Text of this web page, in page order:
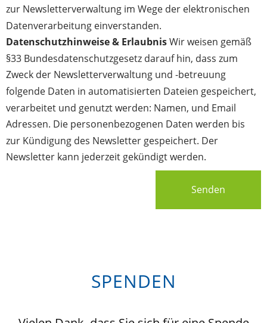
zur Newsletterverwaltung im Wege der elektronischen
Datenverarbeitung einverstanden.
Datenschutzhinweise & ErlaubnisWir weisen gemäß
§33 Bundesdatenschutzgesetz darauf hin, dass zum
Zweck der Newsletterverwaltung und -betreuung
folgende Daten in automatisierten Dateien gespeichert,
verarbeitet und genutzt werden: Namen, und Email
Adressen. Die personenbezogenen Daten werden bis
zur Kündigung des Newsletter gespeichert. Der
Newsletter kann jederzeit gekündigt werden.
Senden
SPENDEN